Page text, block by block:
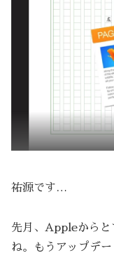
祐源です…
先月、Appleからと
ね。もうアップデ